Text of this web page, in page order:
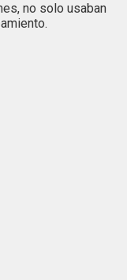
no solo usaban